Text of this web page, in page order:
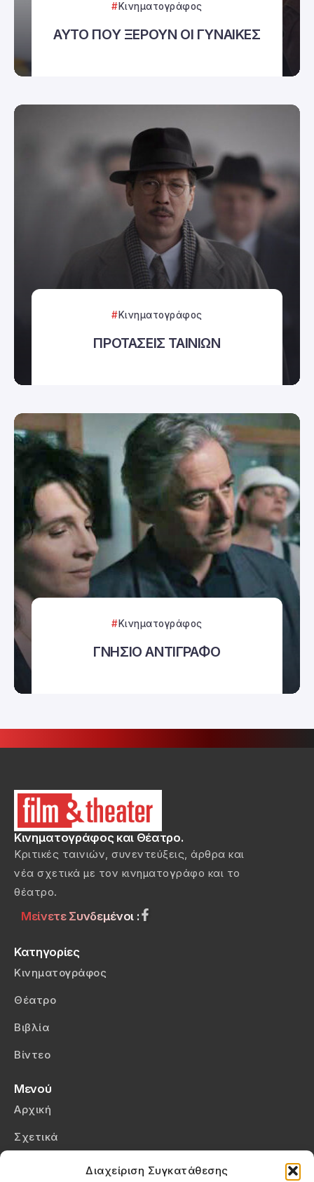
Διαχείριση Συγκατάθεσης
Κινηματογράφος
ΑΥΤΟ ΠΟΥ ΞΕΡΟΥΝ ΟΙ ΓΥΝΑΙΚΕΣ
Κινηματογράφος
ΠΡΟΤΑΣΕΙΣ ΤΑΙΝΙΩΝ
Κινηματογράφος
ΓΝΗΣΙΟ ΑΝΤΙΓΡΑΦΟ
Κινηματογράφος και Θέατρο.
Κριτικές ταινιών, συνεντεύξεις, άρθρα και
νέα σχετικά με τον κινηματογράφο και το
θέατρο.
Μείνετε Συνδεμένοι :
Κατηγορίες
Κινηματογράφος
Θέατρο
Βιβλία
Βίντεο
Μενού
Αρχική
Σχετικά